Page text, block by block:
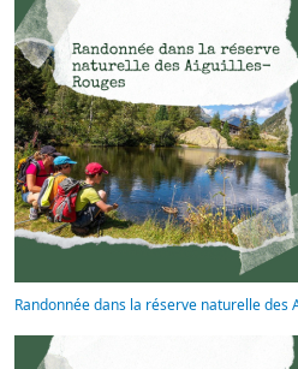
Randonnée dans la réserve naturelle des